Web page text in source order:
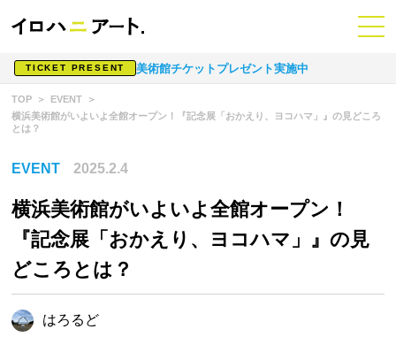
TICKET PRESENT 美術館チケットプレゼント実施中
TOP
EVENT
横浜美術館がいよいよ全館オープン！『記念展「おかえり、ヨコハマ」』の見どころ
とは？
EVENT 2025.2.4
横浜美術館がいよいよ全館オープン！
『記念展「おかえり、ヨコハマ」』の見
どころとは？
はろるど